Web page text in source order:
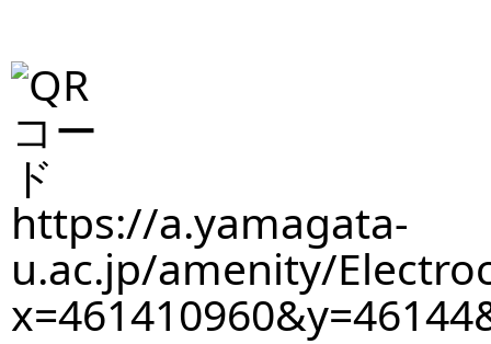
https://a.yamagata-
u.ac.jp/amenity/